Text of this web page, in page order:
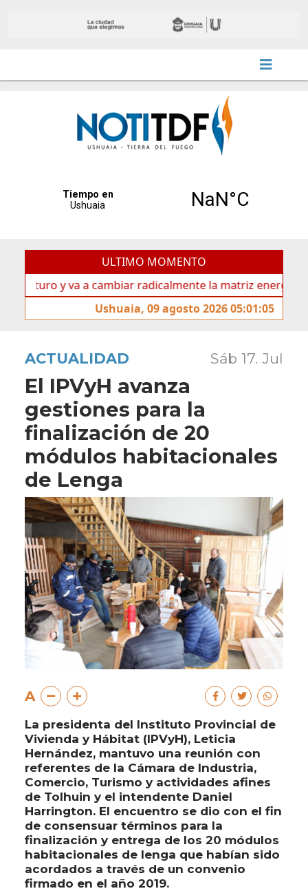
ULTIMO MOMENTO
y va a cambiar radicalmente la matriz energética de
Ushuaia, 09 agosto 2026 05:01:05
ACTUALIDAD Sáb 17. Jul
El IPVyH avanza
gestiones para la
finalización de 20
módulos habitacionales
de Lenga
A
La presidenta del Instituto Provincial de
Vivienda y Hábitat (IPVyH), Leticia
Hernández, mantuvo una reunión con
referentes de la Cámara de Industria,
Comercio, Turismo y actividades afines
de Tolhuin y el intendente Daniel
Harrington. El encuentro se dio con el fin
de consensuar términos para la
finalización y entrega de los 20 módulos
habitacionales de lenga que habían sido
acordados a través de un convenio
firmado en el año 2019.